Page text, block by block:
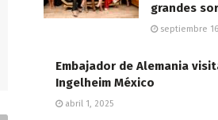
grandes
septiembre
Embajador de Alemania
Ingelheim México
abril 1, 2025